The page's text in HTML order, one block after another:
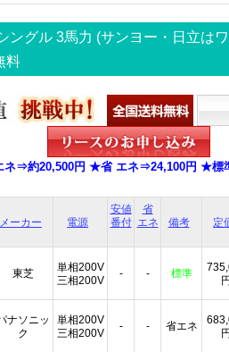
ングル 3馬力 (サンヨー・日立は
料
ネ⇒約20,500円 ★省 エネ⇒24,100円 ★標
メーカー 電源
安値
番付
省
エネ
備考 定
東芝
単相200V
三相200V
- - 標準
ナソニッ
ク
単相200V
三相200V
- - 省エネ